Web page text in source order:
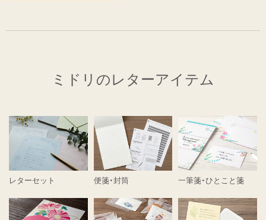
ミドリのレターアイテム
レターセット 便箋・封筒 一筆箋・ひとこと箋